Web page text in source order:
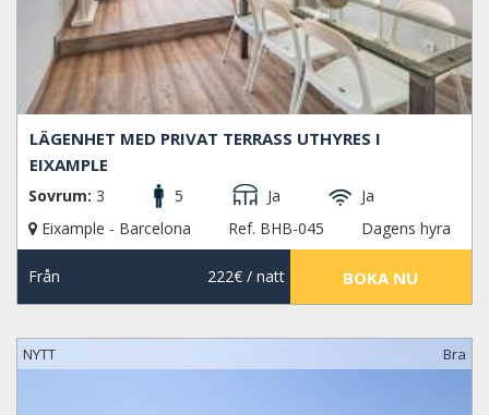
LÄGENHET MED PRIVAT TERRASS UTHYRES I
EIXAMPLE
Sovrum: 3 5 Ja
Ja
Eixample - Barcelona
Ref. BHB-045 Dagens hyra
Från 222€/ natt BOKA NU
NYTT Bra